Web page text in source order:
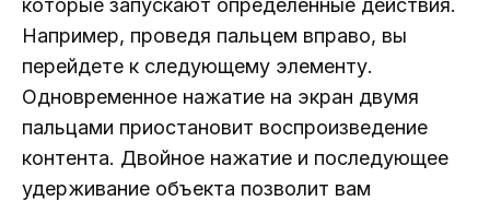
которые запускают определенные действия.
Например, проведя пальцем вправо, вы
перейдете к следующему элементу.
Одновременное нажатие на экран двумя
пальцами приостановит воспроизведение
контента. Двойное нажатие и последующее
удерживание объекта позволит вам